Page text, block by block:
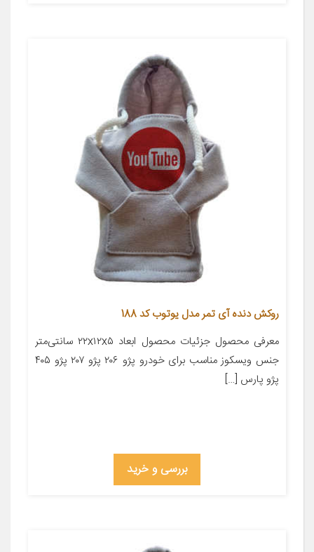
روکش دنده آی تمر مدل یوتوب کد 188
معرفی محصول جزئیات محصول ابعاد ۲۲x۱۲x۵ سانتی‌متر
جنس ویسکوز مناسب برای خودرو پژو ۲۰۶ پژو ۲۰۷ پژو ۴۰۵
پژو پارس […]
بررسی و خرید